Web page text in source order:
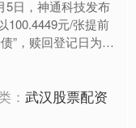
5日，神通科技发布
100.4449元/张提前
”，赎回登记日为2
日为2月9日，最后
：武汉股票配资